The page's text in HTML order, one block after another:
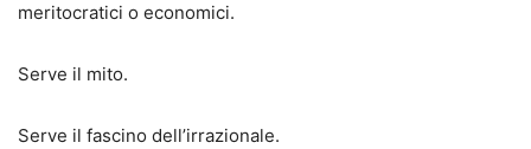
meritocratici o economici.
Serve il mito.
Serve il fascino dell’irrazionale.